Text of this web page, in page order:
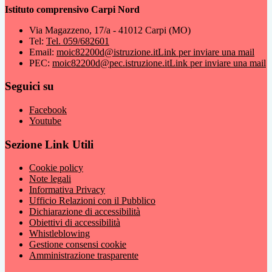
Istituto comprensivo Carpi Nord
Via Magazzeno, 17/a - 41012 Carpi (MO)
Tel: Tel. 059/682601
Email: moic82200d@istruzione.itLink per inviare una mail
PEC: moic82200d@pec.istruzione.itLink per inviare una mail
Seguici su
Facebook
Youtube
Sezione Link Utili
Cookie policy
Note legali
Informativa Privacy
Ufficio Relazioni con il Pubblico
Dichiarazione di accessibilità
Obiettivi di accessibilità
Whistleblowing
Gestione consensi cookie
Amministrazione trasparente